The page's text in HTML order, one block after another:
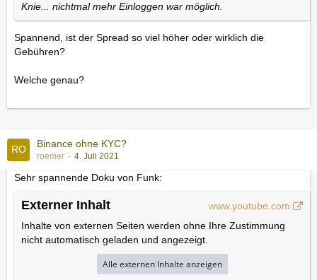
Knie... nichtmal mehr Einloggen war möglich.
Spannend, ist der Spread so viel höher oder wirklich die
Gebühren?
Welche genau?
Binance ohne KYC?
roemer 4. Juli 2021
Sehr spannende Doku von Funk:
Externer Inhalt
www.youtube.com
Inhalte von externen Seiten werden ohne Ihre Zustimmung
nicht automatisch geladen und angezeigt.
Alle externen Inhalte anzeigen